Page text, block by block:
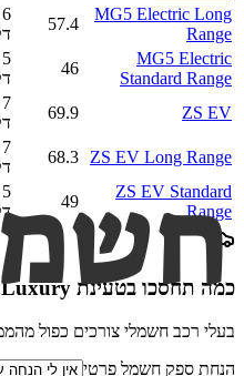
MG5 Electric Long
Range
57.4
MG5 Electric
Standard Range
46
ZS EV
69.9
ZS EV Long Range
68.3
ZS EV Standard
Range
49
כמה תחסכו בטעינת
בעלי רכב חשמלי צורכים כפול
הנחת ספק חשמל פרטי